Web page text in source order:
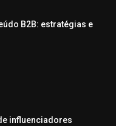
B2B: estratégias e
influenciadores